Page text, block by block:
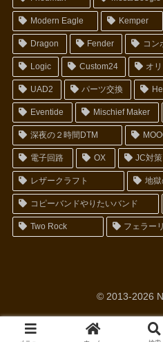
Modern Eagle Kemper
Dragon Fender コン
Logic Custom24 オ
UAD2 パーツ交換
Eventide Mischief Maker
深夜の２時間DTM
電子回路 OX JC対策
レザークラフト 地
コピーバンドやりたいバンド
Two Rock フェラーリ
© 2013-2026